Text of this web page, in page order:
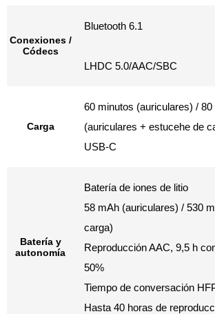
Conexiones /
Códecs
Bluetooth 6.1
LHDC 5.0/AAC/SBC
Carga
60 minutos (auriculares) / 80
(auriculares + estucehe de
USB-C
Batería y
autonomía
Batería de iones de litio
58 mAh (auriculares) / 530
carga)
Reproducción AAC, 9,5 h
50%
Tiempo de conversación
Hasta 40 horas de